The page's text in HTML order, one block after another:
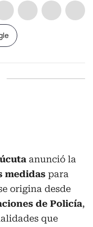
anunció la
medidas para
origina desde
de Policía,
que